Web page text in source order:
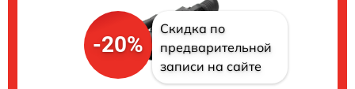
-20%
Скидка по
предварительной
записи на сайте